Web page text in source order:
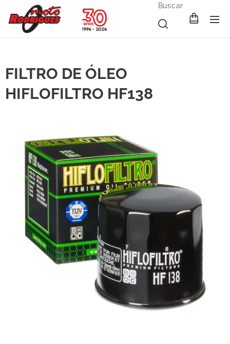
Buscar
FILTRO DE ÓLEO
HIFLOFILTRO HF138